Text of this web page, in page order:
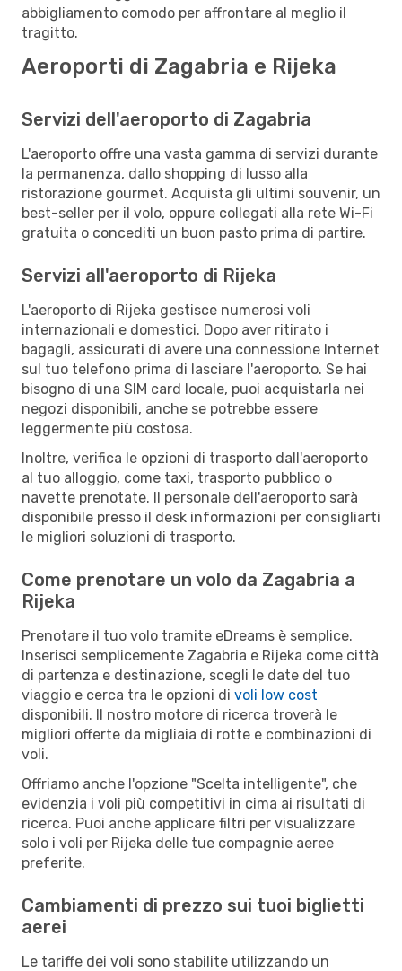
abbigliamento comodo per affrontare al meglio il
tragitto.
Aeroporti di Zagabria e Rijeka
Servizi dell'aeroporto di Zagabria
L'aeroporto offre una vasta gamma di servizi durante
la permanenza, dallo shopping di lusso alla
ristorazione gourmet. Acquista gli ultimi souvenir, un
best-seller per il volo, oppure collegati alla rete Wi-Fi
gratuita o concediti un buon pasto prima di partire.
Servizi all'aeroporto di Rijeka
L'aeroporto di Rijeka gestisce numerosi voli
internazionali e domestici. Dopo aver ritirato i
bagagli, assicurati di avere una connessione Internet
sul tuo telefono prima di lasciare l'aeroporto. Se hai
bisogno di una SIM card locale, puoi acquistarla nei
negozi disponibili, anche se potrebbe essere
leggermente più costosa.
Inoltre, verifica le opzioni di trasporto dall'aeroporto
al tuo alloggio, come taxi, trasporto pubblico o
navette prenotate. Il personale dell'aeroporto sarà
disponibile presso il desk informazioni per consigliarti
le migliori soluzioni di trasporto.
Come prenotare un volo da Zagabria a
Rijeka
Prenotare il tuo volo tramite eDreams è semplice.
Inserisci semplicemente Zagabria e Rijeka come città
di partenza e destinazione, scegli le date del tuo
viaggio e cerca tra le opzioni di voli low cost
disponibili. Il nostro motore di ricerca troverà le
migliori offerte da migliaia di rotte e combinazioni di
voli.
Offriamo anche l'opzione "Scelta intelligente", che
evidenzia i voli più competitivi in cima ai risultati di
ricerca. Puoi anche applicare filtri per visualizzare
solo i voli per Rijeka delle tue compagnie aeree
preferite.
Cambiamenti di prezzo sui tuoi biglietti
aerei
Le tariffe dei voli sono stabilite utilizzando un